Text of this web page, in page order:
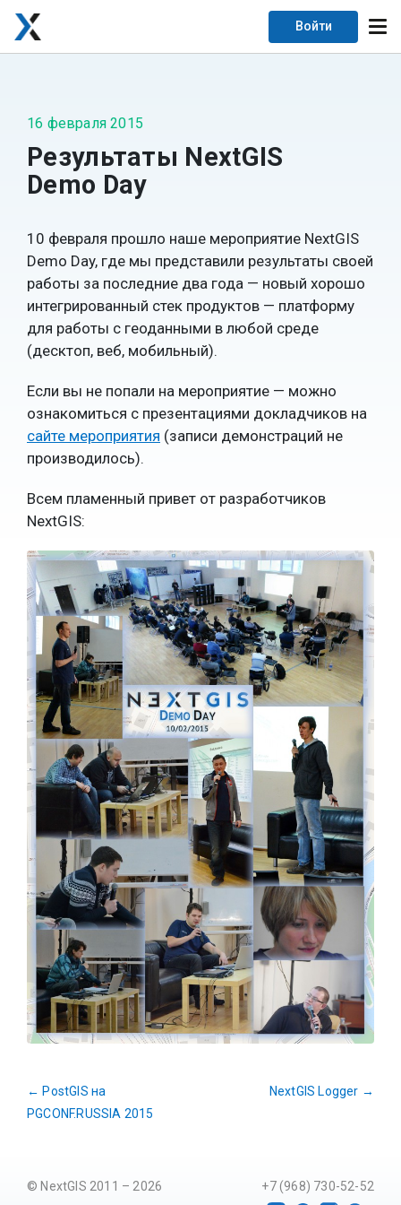
Войти
16 февраля 2015
Результаты NextGIS
Demo Day
10 февраля прошло наше мероприятие NextGIS
Demo Day, где мы представили результаты своей
работы за последние два года — новый хорошо
интегрированный стек продуктов — платформу
для работы с геоданными в любой среде
(десктоп, веб, мобильный).
Если вы не попали на мероприятие — можно
ознакомиться с презентациями докладчиков на
сайте мероприятия (записи демонстраций не
производилось).
Всем пламенный привет от разработчиков
NextGIS:
← PostGIS на
PGCONF.RUSSIA 2015
NextGIS Logger →
+7 (968) 730-52-52
© NextGIS 2011 – 2026